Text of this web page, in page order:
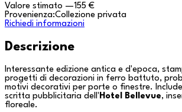
Valore stimato —155 €
Provenienza:Collezione privata
Richiedi informazioni
Descrizione
Interessante edizione antica e d'epoca,
progetti di decorazioni in ferro battuto,
motivi decorativi per porte o finestre.
scritta pubblicitaria dell' Hotel Bellevue,
floreale.